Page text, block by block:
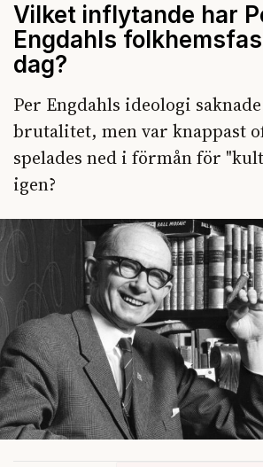
Vilket inflytande har
Engdahls
dag?
Per Engdahls ideologi
brutalitet, men var knappast
spelades ned i förmån för
igen?